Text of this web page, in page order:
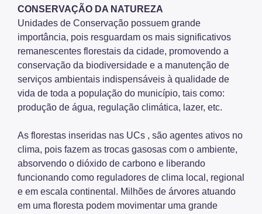
Arborização Urbana
Áreas Protegidas, Áreas Verdes e Espaços Livres
Plano de Ação Climática
Serviços Ambientais
Educação Ambiental
Município VerdeAzul
Resíduos Sólidos
Legislação
CONSERVAÇÃO DA NATUREZA
Unidades de Conservação possuem grande
importância, pois resguardam os mais significativos
remanescentes florestais da cidade, promovendo a
conservação da biodiversidade e a manutenção de
serviços ambientais indispensáveis à qualidade de
vida de toda a população do município, tais como:
produção de água, regulação climática, lazer, etc.
As florestas inseridas nas UCs , são agentes ativos no
clima, pois fazem as trocas gasosas com o ambiente,
absorvendo o dióxido de carbono e liberando
funcionando como reguladores de clima local, regional
e em escala continental. Milhões de árvores atuando
em uma floresta podem movimentar uma grande